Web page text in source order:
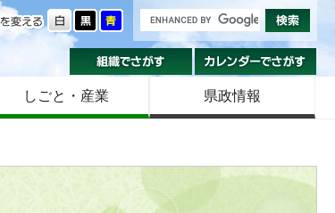
色を変える
組織でさがす
しごと・産業 県政情報